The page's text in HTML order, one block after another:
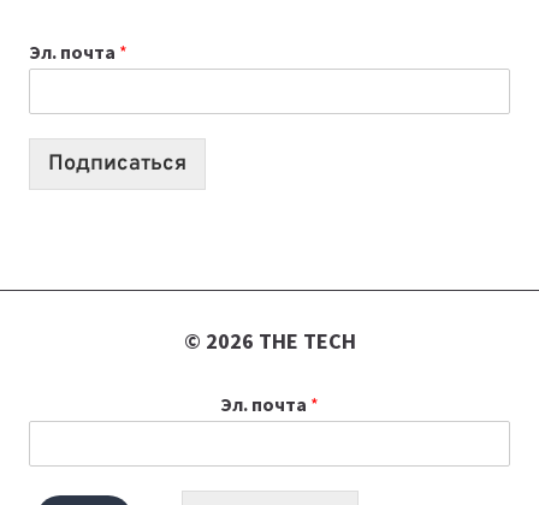
РАБОТЫ
Эл. почта *
Подписаться
© 2026 THE TECH
Эл. почта *